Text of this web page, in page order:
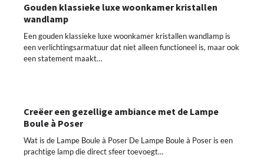
Gouden klassieke luxe woonkamer kristallen
wandlamp
Een gouden klassieke luxe woonkamer kristallen wandlamp is
een verlichtingsarmatuur dat niet alleen functioneel is, maar ook
een statement maakt…
Creëer een gezellige ambiance met de Lampe
Boule à Poser
Wat is de Lampe Boule à Poser De Lampe Boule à Poser is een
prachtige lamp die direct sfeer toevoegt…